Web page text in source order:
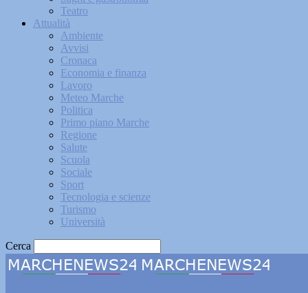
Teatro
Attualità
Ambiente
Avvisi
Cronaca
Economia e finanza
Lavoro
Meteo Marche
Politica
Primo piano Marche
Regione
Salute
Scuola
Sociale
Sport
Tecnologia e scienze
Turismo
Università
Cerca